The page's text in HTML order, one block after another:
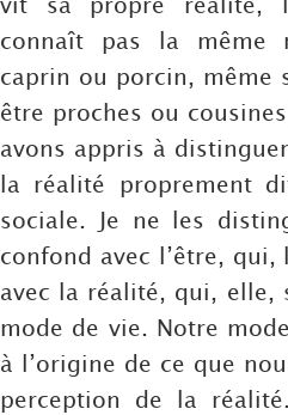
connaît pas la même
caprin ou porcin, même
être proches ou cousines
avons appris à
la réalité proprement
sociale. Je ne les
confond avec l’être,
avec la réalité, qui, elle,
mode de vie. Notre
à l’origine de ce que
perception de la